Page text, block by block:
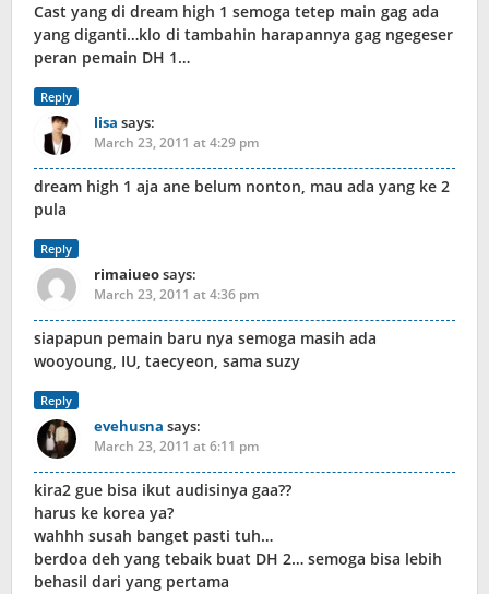
Cast yang di dream high 1 semoga tetep main gag ada
yang diganti…klo di tambahin harapannya gag ngegeser
peran pemain DH 1…
Reply
lisa says:
March 23, 2011 at 4:29 pm
dream high 1 aja ane belum nonton, mau ada yang ke 2
pula
Reply
rimaiueosays:
March 23, 2011 at 4:36 pm
siapapun pemain baru nya semoga masih ada
wooyoung, IU, taecyeon, sama suzy
Reply
evehusna says:
March 23, 2011 at 6:11 pm
kira2 gue bisa ikut audisinya gaa??
harus ke korea ya?
wahhh susah banget pasti tuh…
berdoa deh yang tebaik buat DH 2… semoga bisa lebih
behasil dari yang pertama